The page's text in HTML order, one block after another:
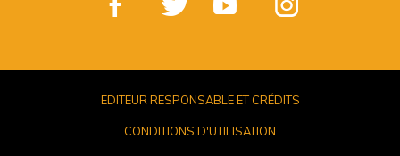
EDITEUR RESPONSABLE ET CRÉDITS
CONDITIONS D'UTILISATION